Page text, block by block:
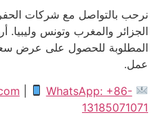
نرحب بالتواصل مع شركات
الجزائر والمغرب وتونس وليبيا.
عمل.
WhatsApp: +86-
13185071071